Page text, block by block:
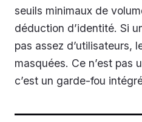
seuils minimaux de
déduction d’identité. Si
pas assez d’utilisateurs,
masquées. Ce n’est pas
c’est un garde-fou